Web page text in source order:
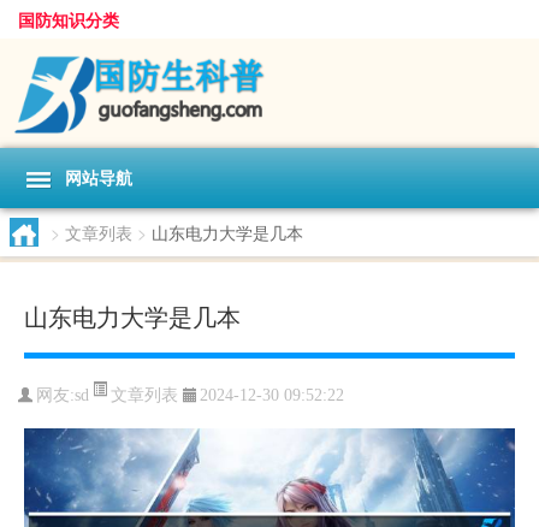
国防知识分类
网站导航
> 文章列表 > 山东电力大学是几本
山东电力大学是几本
网友:sd 文章列表 2024-12-30 09:52:22